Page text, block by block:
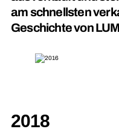
am schnellsten
Geschichte von
2018